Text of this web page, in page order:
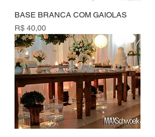
BASE BRANCA COM GAIOLAS
Preço
R$ 40,00